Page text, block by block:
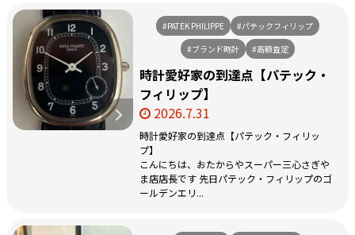
#PATEK PHILIPPE
#パテックフィリップ
#ブランド時計
#高額査定
時計愛好家の到達点【パテック・
フィリップ】
2026.7.31
時計愛好家の到達点【パテック・フィリッ
プ】
こんにちは、おたからやスーパー三心さぎや
ま店店長です 先日パテック・フィリップのゴ
ールデンエリ...